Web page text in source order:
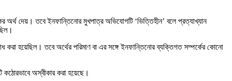
অর্থ দেয়। তবে ইনফান্তিনোর মুখপাত্র অভিযোগটি ‘ভিত্তিহীন’ বলে প্রত্যাখ্যান
করা হয়েছিল। তবে অর্থের পরিমাণ বা এর সঙ্গে ইনফান্তিনোর ব্যক্তিগত সম্পর্কের কোনো
অস্বীকার করা হয়েছে।